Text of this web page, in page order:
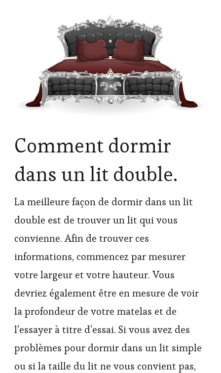
Comment dormir
dans un lit double.
La meilleure façon de dormir dans un lit
double est de trouver un lit qui vous
convienne. Afin de trouver ces
informations, commencez par mesurer
votre largeur et votre hauteur. Vous
devriez également être en mesure de voir
la profondeur de votre matelas et de
l’essayer à titre d’essai. Si vous avez des
problèmes pour dormir dans un lit simple
ou si la taille du lit ne vous convient pas,